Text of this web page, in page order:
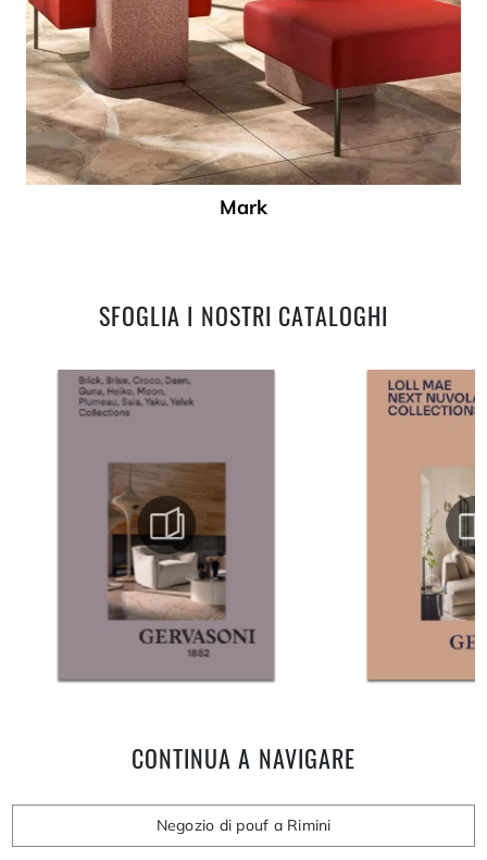
Mark
SFOGLIA I NOSTRI CATALOGHI
CONTINUA A NAVIGARE
Negozio di pouf a Rimini